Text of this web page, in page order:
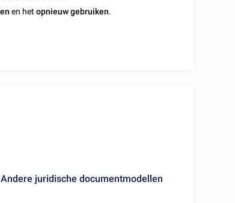
en hetopnieuw gebruiken.
juridische documentmodellen